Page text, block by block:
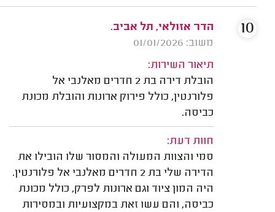
הדר אזולאי, תל אביב.
משוב: 01/01/2026
תיאור השירות:
הובלת דירה בת 2 חדרים מאלנבי אל
פלורנטין, כולל פירוק ארונות והובלת מכונת
כביסה.
חוות דעת:
סמי והצוות המעולה והמסור שלו הובילו את
הדירה שלי בת 2 חדרים מאלנבי אל פלורנטין.
היה המון ציוד וגם ארונות לפרק, כולל מכונת
כביסה, והם עשו זאת במקצועיות ובמסירות
10